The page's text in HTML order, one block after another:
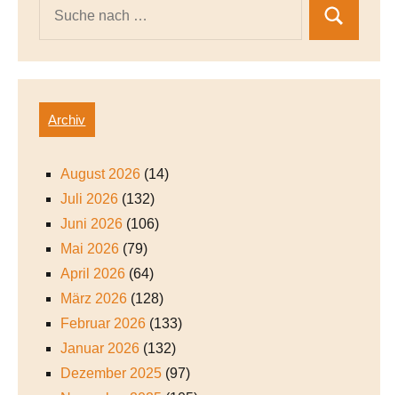
Archiv
August 2026 (14)
Juli 2026 (132)
Juni 2026 (106)
Mai 2026 (79)
April 2026 (64)
März 2026 (128)
Februar 2026 (133)
Januar 2026 (132)
Dezember 2025 (97)